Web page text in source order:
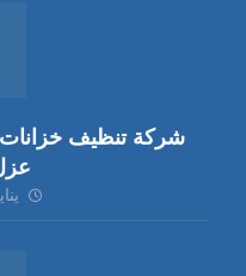
يناير 11,